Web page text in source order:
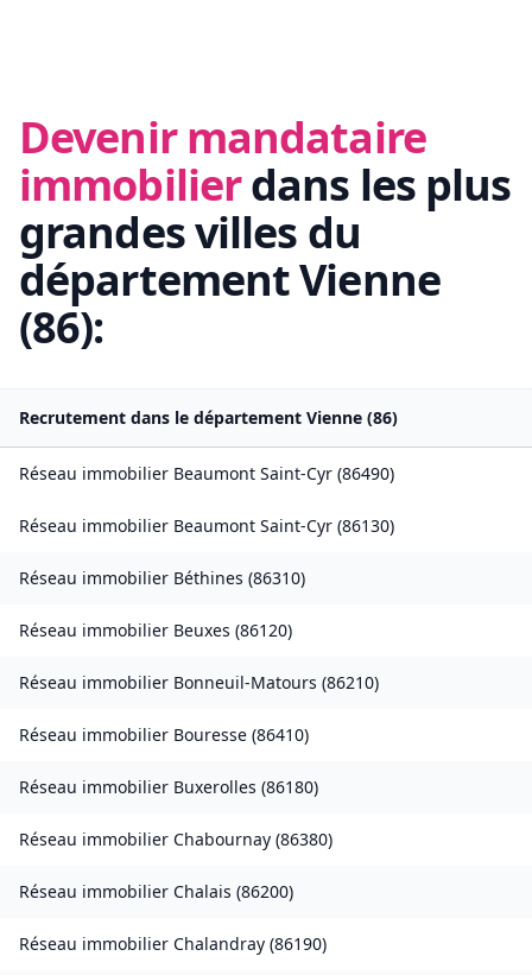
Devenir mandataire
immobilierdans les plus
grandes villes du
départementVienne
(86):
Recrutement dans le département Vienne (86)
Réseau immobilier Beaumont Saint-Cyr (86490)
Réseau immobilier Beaumont Saint-Cyr (86130)
Réseau immobilier Béthines (86310)
Réseau immobilier Beuxes (86120)
Réseau immobilier Bonneuil-Matours (86210)
Réseau immobilier Bouresse (86410)
Réseau immobilier Buxerolles (86180)
Réseau immobilier Chabournay (86380)
Réseau immobilier Chalais (86200)
Réseau immobilier Chalandray (86190)